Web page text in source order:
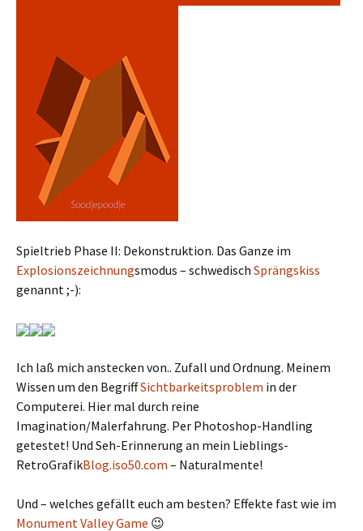
Spieltrieb Phase II: Dekonstruktion. Das Ganze im
Explosionszeichnungsmodus – schwedisch Sprängskiss
genannt ;-):
Ich laß mich anstecken von.. Zufall und Ordnung. Meinem
Wissen um den BegriffSichtbarkeitsproblem in der
Computerei. Hier mal durch reine
Imagination/Malerfahrung. Per Photoshop-Handling
getestet! Und Seh-Erinnerung an mein Lieblings-
RetroGrafikBlog.iso50.com – Naturalmente!
Und – welches gefällt euch am besten? Effekte fast wie im
Monument Valley Game 😉